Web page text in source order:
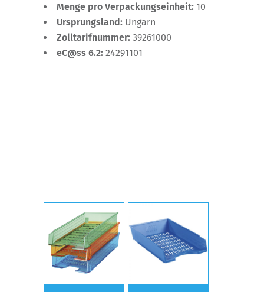
Menge pro Verpackungseinheit: 10
Ursprungsland: Ungarn
Zolltarifnummer: 39261000
eC@ss 6.2: 24291101